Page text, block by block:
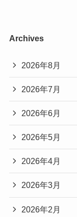
Archives
2026年8月
2026年7月
2026年6月
2026年5月
2026年4月
2026年3月
2026年2月